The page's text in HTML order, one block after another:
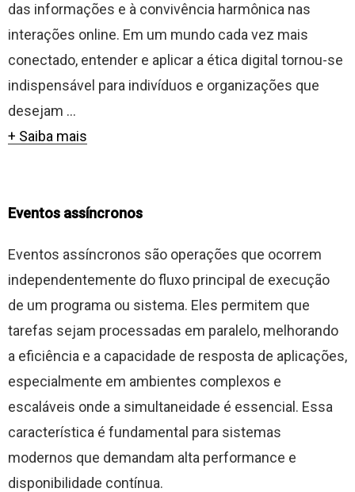
das informações e à convivência harmônica nas
interações online. Em um mundo cada vez mais
conectado, entender e aplicar a ética digital tornou-se
indispensável para indivíduos e organizações que
desejam ...
+ Saiba mais
Eventos assíncronos
Eventos assíncronos são operações que ocorrem
independentemente do fluxo principal de execução
de um programa ou sistema. Eles permitem que
tarefas sejam processadas em paralelo, melhorando
a eficiência e a capacidade de resposta de aplicações,
especialmente em ambientes complexos e
escaláveis onde a simultaneidade é essencial. Essa
característica é fundamental para sistemas
modernos que demandam alta performance e
disponibilidade contínua.